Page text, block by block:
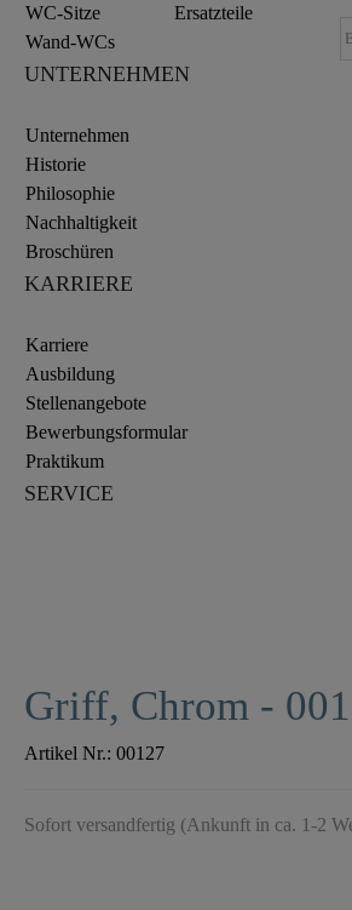
WC-Sitze
Wand-WCs
Ersatzteile
UNTERNEHMEN
Unternehmen
Historie
Philosophie
Nachhaltigkeit
Broschüren
KARRIERE
Karriere
Ausbildung
Stellenangebote
Bewerbungsformular
Praktikum
SERVICE
Griff, Chrom -
Artikel Nr.: 00127
Sofort versandfertig (Ankunft in ca. 1-2